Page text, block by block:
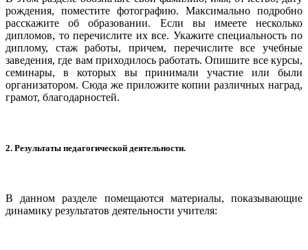
рождения, поместите фотографию. Максимально подробно
расскажите об образовании. Если вы имеете несколько
дипломов, то перечислите их все. Укажите специальность по
диплому, стаж работы, причем, перечислите все учебные
заведения, где вам приходилось работать. Опишите все курсы,
семинары, в которых вы принимали участие или были
организатором. Сюда же приложите копии различных наград,
грамот, благодарностей.
2. Результаты педагогической деятельности.
В данном разделе помещаются материалы, показывающие
динамику результатов деятельности учителя: